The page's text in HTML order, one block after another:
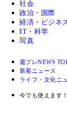
社会
政治・国際
経済・ビジネ
IT・科学
写真
週プレNEWS
新着ニュース
ライフ・文化ニ
今でも使えます